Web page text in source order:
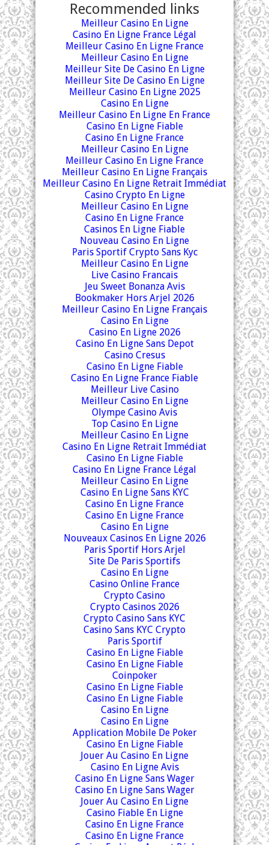
Recommended links
Meilleur Casino En Ligne
Casino En Ligne France Légal
Meilleur Casino En Ligne France
Meilleur Casino En Ligne
Meilleur Site De Casino En Ligne
Meilleur Site De Casino En Ligne
Meilleur Casino En Ligne 2025
Casino En Ligne
Meilleur Casino En Ligne En France
Casino En Ligne Fiable
Casino En Ligne France
Meilleur Casino En Ligne
Meilleur Casino En Ligne France
Meilleur Casino En Ligne Français
Meilleur Casino En Ligne Retrait Immédiat
Casino Crypto En Ligne
Meilleur Casino En Ligne
Casino En Ligne France
Casinos En Ligne Fiable
Nouveau Casino En Ligne
Paris Sportif Crypto Sans Kyc
Meilleur Casino En Ligne
Live Casino Francais
Jeu Sweet Bonanza Avis
Bookmaker Hors Arjel 2026
Meilleur Casino En Ligne Français
Casino En Ligne
Casino En Ligne 2026
Casino En Ligne Sans Depot
Casino Cresus
Casino En Ligne Fiable
Casino En Ligne France Fiable
Meilleur Live Casino
Meilleur Casino En Ligne
Olympe Casino Avis
Top Casino En Ligne
Meilleur Casino En Ligne
Casino En Ligne Retrait Immédiat
Casino En Ligne Fiable
Casino En Ligne France Légal
Meilleur Casino En Ligne
Casino En Ligne Sans KYC
Casino En Ligne France
Casino En Ligne France
Casino En Ligne
Nouveaux Casinos En Ligne 2026
Paris Sportif Hors Arjel
Site De Paris Sportifs
Casino En Ligne
Casino Online France
Crypto Casino
Crypto Casinos 2026
Crypto Casino Sans KYC
Casino Sans KYC Crypto
Paris Sportif
Casino En Ligne Fiable
Casino En Ligne Fiable
Coinpoker
Casino En Ligne Fiable
Casino En Ligne Fiable
Casino En Ligne
Casino En Ligne
Application Mobile De Poker
Casino En Ligne Fiable
Jouer Au Casino En Ligne
Casino En Ligne Avis
Casino En Ligne Sans Wager
Casino En Ligne Sans Wager
Jouer Au Casino En Ligne
Casino Fiable En Ligne
Casino En Ligne France
Casino En Ligne France